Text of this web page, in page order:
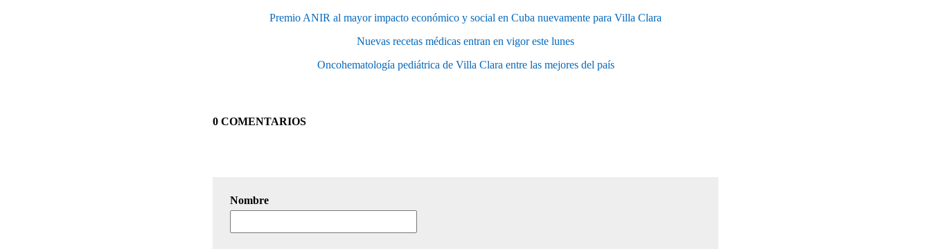
Premio ANIR al mayor impacto económico y social en Cuba nuevamente para Villa Clara
Nuevas recetas médicas entran en vigor este lunes
Oncohematología pediátrica de Villa Clara entre las mejores del país
0 COMENTARIOS
Nombre